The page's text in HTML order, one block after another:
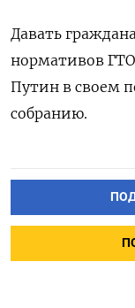
Давать
нормативов ГТО
Путин в своем
собранию.